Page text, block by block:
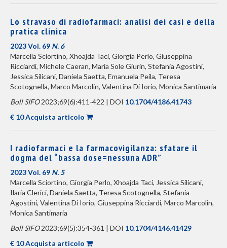
Lo stravaso di radiofarmaci: analisi dei casi e della
pratica clinica
2023 Vol. 69 N. 6
Marcella Sciortino, Xhoajda Taci, Giorgia Perlo, Giuseppina
Ricciardi, Michele Caeran, Maria Sole Giurin, Stefania Agostini,
Jessica Silicani, Daniela Saetta, Emanuela Peila, Teresa
Scotognella, Marco Marcolin, Valentina Di Iorio, Monica Santimaria
Boll SIFO2023;69(6):411-422 | DOI 10.1704/4186.41743
€ 10 Acquista articolo
I radiofarmaci e la farmacovigilanza: sfatare il
dogma del “bassa dose=nessuna ADR”
2023 Vol. 69 N. 5
Marcella Sciortino, Giorgia Perlo, Xhoajda Taci, Jessica Silicani,
Ilaria Clerici, Daniela Saetta, Teresa Scotognella, Stefania
Agostini, Valentina Di Iorio, Giuseppina Ricciardi, Marco Marcolin,
Monica Santimaria
Boll SIFO2023;69(5):354-361 | DOI 10.1704/4146.41429
€ 10 Acquista articolo